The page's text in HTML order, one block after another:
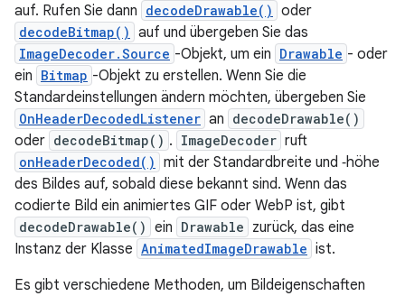
auf. Rufen Sie dann decodeDrawable() oder
decodeBitmap() auf und übergeben Sie das
ImageDecoder.Source -Objekt, um ein Drawable - oder
ein Bitmap -Objekt zu erstellen. Wenn Sie die
Standardeinstellungen ändern möchten, übergeben Sie
OnHeaderDecodedListener an decodeDrawable()
oder decodeBitmap() . ImageDecoder ruft
onHeaderDecoded() mit der Standardbreite und ‑höhe
des Bildes auf, sobald diese bekannt sind. Wenn das
codierte Bild ein animiertes GIF oder WebP ist, gibt
decodeDrawable() ein Drawable zurück, das eine
Instanz der Klasse AnimatedImageDrawable ist.
Es gibt verschiedene Methoden, um Bildeigenschaften